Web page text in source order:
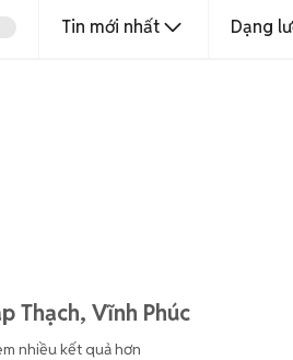
Tin mới nhất Dạng
Thạch, Vĩnh Phúc
nhiều kết quả hơn